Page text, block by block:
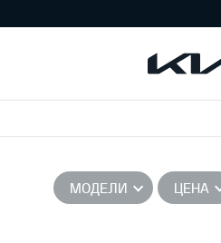
МОДЕЛИ ЦЕНА